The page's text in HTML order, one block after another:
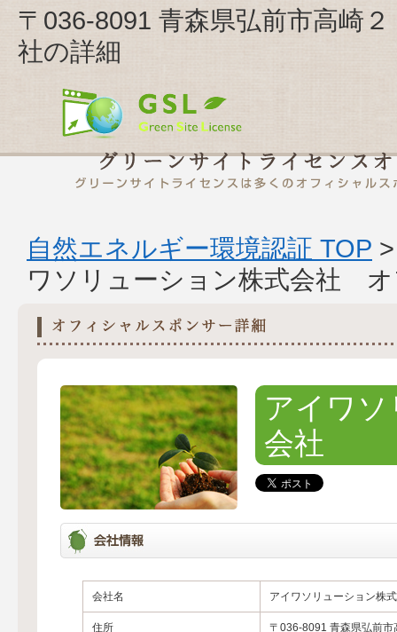
〒036-8091 青森県弘前市高崎
社の詳細
自然エネルギー環境認証 TOP
ワソリューション株式会社
アイワ
会社
会社名 アイワソリューション株
住所 〒036-8091 青森県弘前市